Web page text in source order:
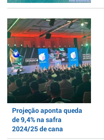
Projeção aponta queda
de 9,4% na safra
2024/25 de cana